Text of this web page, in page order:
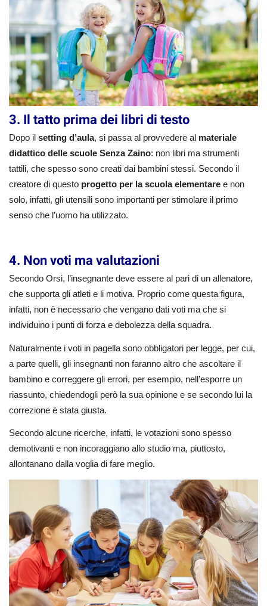
3. Il tatto prima dei libri di testo
Dopo il setting d’aula, si passa al provvedere al materiale
didattico delle scuole Senza Zaino: non libri ma strumenti
tattili, che spesso sono creati dai bambini stessi. Secondo il
creatore di questo progetto per la scuola elementare e non
solo, infatti, gli utensili sono importanti per stimolare il primo
senso che l’uomo ha utilizzato.
4. Non voti ma valutazioni
Secondo Orsi, l’insegnante deve essere al pari di un allenatore,
che supporta gli atleti e li motiva. Proprio come questa figura,
infatti, non è necessario che vengano dati voti ma che si
individuino i punti di forza e debolezza della squadra.
Naturalmente i voti in pagella sono obbligatori per legge, per cui,
a parte quelli, gli insegnanti non faranno altro che ascoltare il
bambino e correggere gli errori, per esempio, nell’esporre un
riassunto, chiedendogli però la sua opinione e se secondo lui la
correzione è stata giusta.
Secondo alcune ricerche, infatti, le votazioni sono spesso
demotivanti e non incoraggiano allo studio ma, piuttosto,
allontanano dalla voglia di fare meglio.